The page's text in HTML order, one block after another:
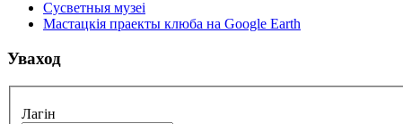
Сусветныя музеі
Мастацкія праекты клюба на Google Earth
Уваход
Лагін